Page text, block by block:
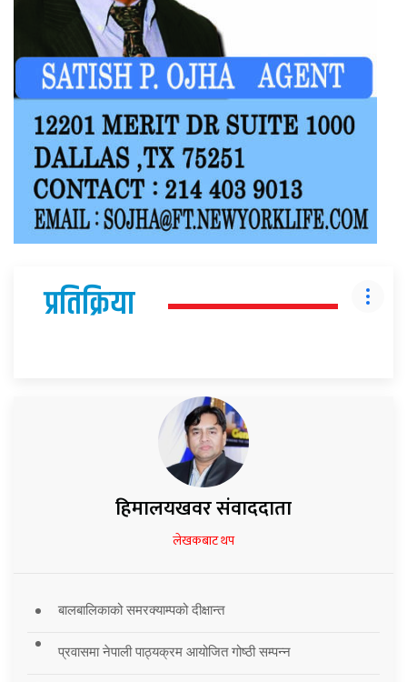
प्रतिक्रिया
हिमालयखवर संवाददाता
लेखकबाट थप
बालबालिकाको समरक्याम्पको दीक्षान्त
प्रवासमा नेपाली पाठ्यक्रम आयोजित गोष्ठी सम्पन्न